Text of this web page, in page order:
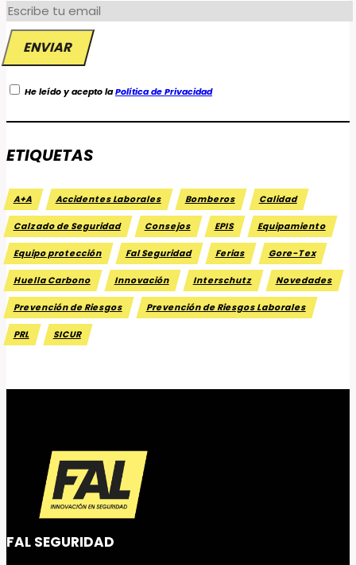
He leído y acepto laPolítica de Privacidad
ETIQUETAS
A+A Accidentes Laborales Bomberos Calidad
Calzado de Seguridad Consejos EPIS Equipamiento
Equipo protección Fal Seguridad Ferias Gore-Tex
Huella Carbono Innovación Interschutz Novedades
Prevención de Riesgos Prevención de Riesgos Laborales
PRL SICUR
FAL SEGURIDAD